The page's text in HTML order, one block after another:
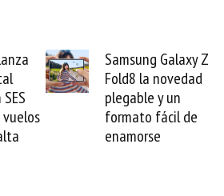
Galaxy Z
la novedad
y un
fácil de
Cashea
millones
valida el